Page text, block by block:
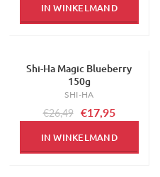
IN WINKELMAND
-32%
Shi-Ha Magic Blueberry
150g
SHI-HA
€26,49 €17,95
IN WINKELMAND